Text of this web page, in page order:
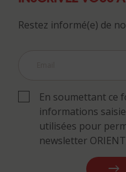
Restez informé(e) de
En soumettant ce
informations
utilisées pour
newsletter